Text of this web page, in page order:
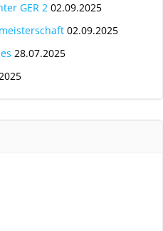
GER 2 02.09.2025
02.09.2025
28.07.2025